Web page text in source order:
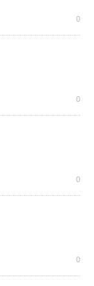
0
0
0
0